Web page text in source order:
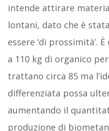
intende attirare
lontani, dato che è
essere ‘di prossimità’.
a 110 kg di organico
trattano circa 85 ma
differenziata possa
aumentando il
produzione di